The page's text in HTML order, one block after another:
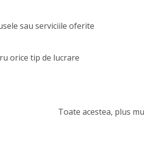
sau serviciile oferite
orice tip de lucrare
Toate acestea, plus